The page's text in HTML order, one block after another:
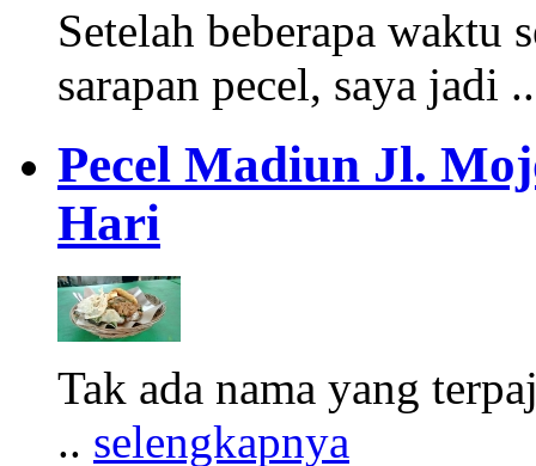
Setelah beberapa waktu
sarapan pecel, saya jadi
Pecel Madiun Jl.
Hari
Tak ada nama yang
.. selengkapnya